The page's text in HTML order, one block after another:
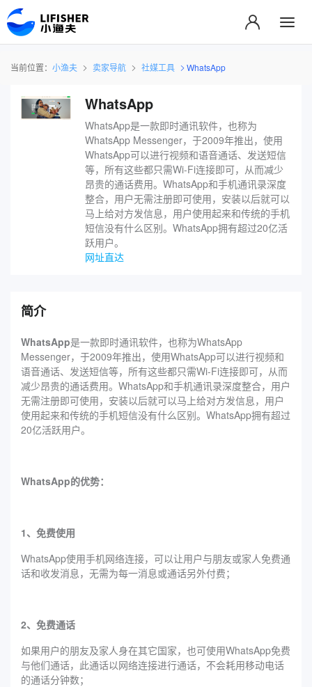
当前位置： 小渔夫 卖家导航 社媒工具 WhatsApp
WhatsApp
WhatsApp是一款即时通讯软件，也称为
WhatsApp Messenger，于2009年推出，使用
WhatsApp可以进行视频和语音通话、发送短信
等，所有这些都只需Wi-Fi连接即可，从而减少
昂贵的通话费用。WhatsApp和手机通讯录深度
整合，用户无需注册即可使用，安装以后就可以
马上给对方发信息，用户使用起来和传统的手机
短信没有什么区别。WhatsApp拥有超过20亿活
跃用户。
网址直达
简介
WhatsApp是一款即时通讯软件，也称为WhatsApp
Messenger，于2009年推出，使用WhatsApp可以进行视频和
语音通话、发送短信等，所有这些都只需Wi-Fi连接即可，从而
减少昂贵的通话费用。WhatsApp和手机通讯录深度整合，用户
无需注册即可使用，安装以后就可以马上给对方发信息，用户
使用起来和传统的手机短信没有什么区别。WhatsApp拥有超过
20亿活跃用户。
WhatsApp的优势：
1、免费使用
WhatsApp使用手机网络连接，可以让用户与朋友或家人免费通
话和收发消息，无需为每一消息或通话另外付费；
2、免费通话
如果用户的朋友及家人身在其它国家，也可使用WhatsApp免费
与他们通话，此通话以网络连接进行通话，不会耗用移动电话
的通话分钟数；